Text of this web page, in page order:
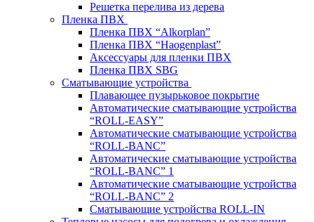
Решетка перелива из дерева
Пленка ПВХ
Пленка ПВХ “Alkorplan”
Пленка ПВХ “Haogenplast”
Аксессуары для пленки ПВХ
Пленка ПВХ SBG
Сматывающие устройства
Плавающее пузырьковое покрытие
Автоматические сматывающие устройства
“ROLL-EASY”
Автоматические сматывающие устройства
“ROLL-BANC”
Автоматические сматывающие устройства
“ROLL-BANC” 1
Автоматические сматывающие устройства
“ROLL-BANC” 2
Сматывающие устройства ROLL-IN